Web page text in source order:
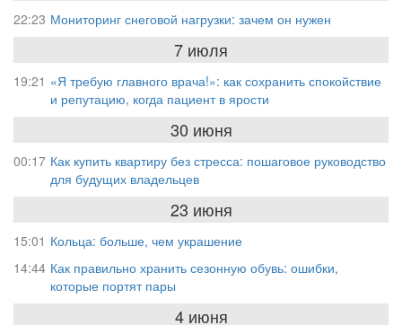
22:23 Мониторинг снеговой нагрузки: зачем он нужен
7 июля
19:21 «Я требую главного врача!»: как сохранить спокойствие
и репутацию, когда пациент в ярости
30 июня
00:17 Как купить квартиру без стресса: пошаговое руководство
для будущих владельцев
23 июня
15:01 Кольца: больше, чем украшение
14:44 Как правильно хранить сезонную обувь: ошибки,
которые портят пары
4 июня